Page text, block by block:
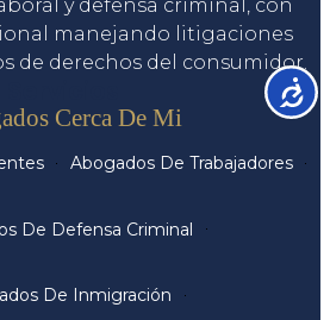
y defensa criminal, con
manejando litigaciones
de derechos del consumidor.
Cerca De Mi
Abogados De Trabajadores
De Defensa Criminal
De Inmigración